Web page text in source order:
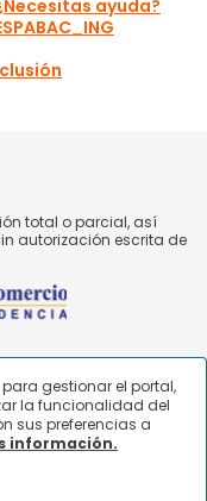
gestionar el portal,
la funcionalidad del
sus preferencias a
información.